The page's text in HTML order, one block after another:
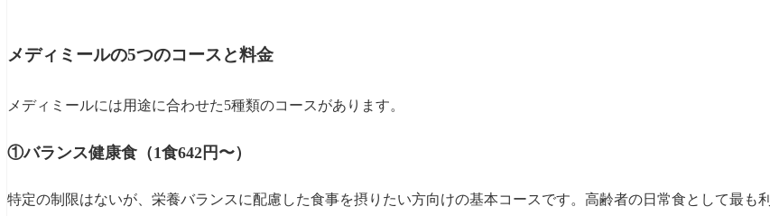
メディミールの5つのコースと料金
メディミールには用途に合わせた5種類のコースがあります。
①バランス健康食（1食642円〜）
特定の制限はないが、栄養バランスに配慮した食事を摂りたい方向けの基本コースです。高齢者の日常食として最も利